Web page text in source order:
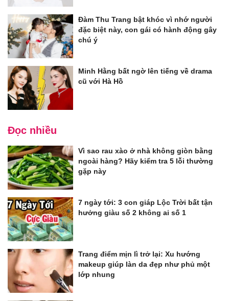
Đàm Thu Trang bật khóc vì nhớ người
đặc biệt này, con gái có hành động gây
chú ý
Minh Hằng bất ngờ lên tiếng về drama
cũ với Hà Hồ
Đọc nhiều
Vì sao rau xào ở nhà không giòn bằng
ngoài hàng? Hãy kiểm tra 5 lỗi thường
gặp này
7 ngày tới: 3 con giáp Lộc Trời bất tận
hưởng giàu số 2 không ai số 1
Trang điểm mịn lì trở lại: Xu hướng
makeup giúp làn da đẹp như phủ một
lớp nhung